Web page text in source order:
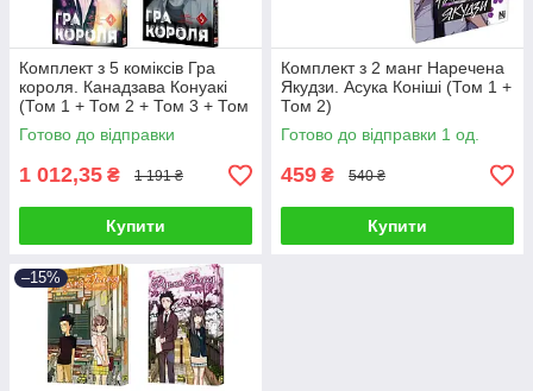
Комплект з 5 коміксів Гра
короля. Канадзава Конуакі
(Том 1 + Том 2 + Том 3 + Том
4 + Том 5)
Готово до відправки
1 012,35 ₴ 1 191 ₴
Купити
Комплект з 2 манг Наречена
Якудзи. Асука Коніші (Том 1 +
Том 2)
Готово до відправки 1 од.
459 ₴ 540 ₴
Купити
–15%